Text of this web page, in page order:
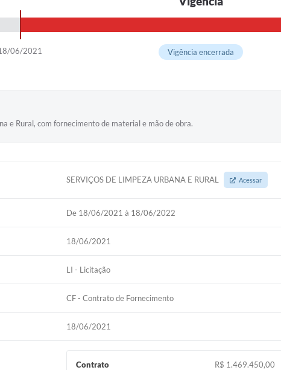
06/2021 Vigência encerrada
e Rural, com fornecimento de material e mão de obra.
SERVIÇOS DE LIMPEZA URBANA E RURAL Acessar
De 18/06/2021 à 18/06/2022
18/06/2021
LI - Licitação
CF - Contrato de Fornecimento
18/06/2021
Contrato
R$ 1.469.450,00